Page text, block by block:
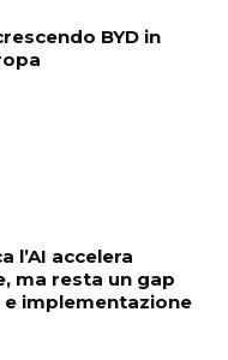
BYD in
l’AI accelera
ma resta un gap
implementazione